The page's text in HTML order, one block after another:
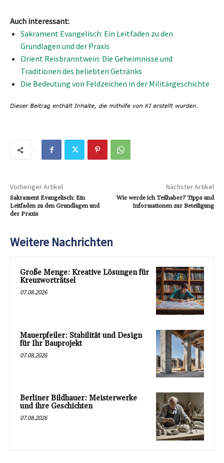
Auch interessant:
Sakrament Evangelisch: Ein Leitfaden zu den
Grundlagen und der Praxis
Orient Reisbranntwein: Die Geheimnisse und
Traditionen des beliebten Getränks
Die Bedeutung von Feldzeichen in der Militärgeschichte
Vorheriger Artikel
Sakrament Evangelisch: Ein
Leitfaden zu den Grundlagen und
der Praxis
Nächster Artikel
Wie werde ich Teilhaber? Tipps und
Informationen zur Beteiligung
Weitere Nachrichten
Große Menge: Kreative Lösungen für
Kreuzworträtsel
07.08.2026
Mauerpfeiler: Stabilität und Design
für Ihr Bauprojekt
07.08.2026
Berliner Bildhauer: Meisterwerke
und ihre Geschichten
07.08.2026